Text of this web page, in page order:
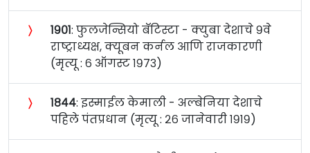
〉 १९०१: फुलजेन्सियो बॅटिस्टा - क्युबा देशाचे ९वे
राष्ट्राध्यक्ष, क्यूबन कर्नल आणि राजकारणी
(मृत्यू : ६ ऑगस्ट १९७३)
〉 १८४४: इस्माईल केमाली - अल्बेनिया देशाचे
पहिले पंतप्रधान (मृत्यू : २६ जानेवारी १९१९)